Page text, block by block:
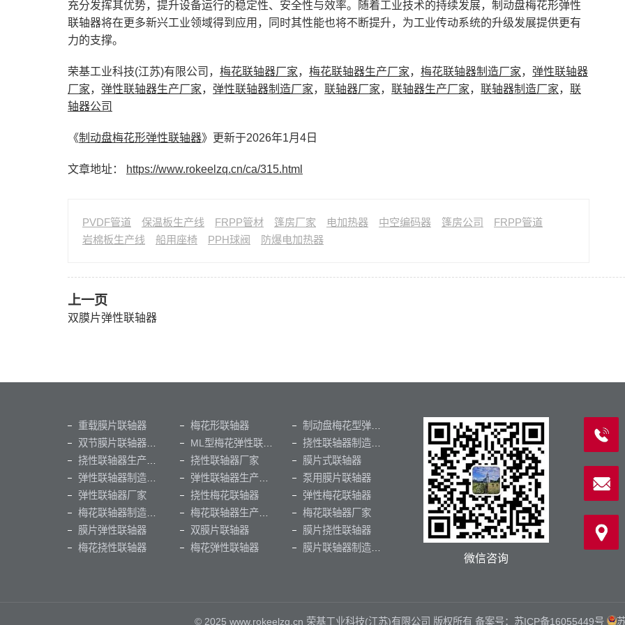
充分发挥其优势，提升设备运行的稳定性、安全性与效率。随着工业技术的持续发展，制动盘梅花形弹性
联轴器将在更多新兴工业领域得到应用，同时其性能也将不断提升，为工业传动系统的升级发展提供更有
力的支撑。
荣基工业科技(江苏)有限公司， 梅花联轴器厂家， 梅花联轴器生产厂家， 梅花联轴器制造厂家， 弹性联轴器
厂家， 弹性联轴器生产厂家， 弹性联轴器制造厂家， 联轴器厂家， 联轴器生产厂家， 联轴器制造厂家， 联
轴器公司
《制动盘梅花形弹性联轴器》更新于2026年1月4日
文章地址： https://www.rokeelzq.cn/ca/315.html
PVDF管道 保温板生产线 FRPP管材 篷房厂家 电加热器 中空编码器 篷房公司
FRPP管道
岩棉板生产线
船用座椅 PPH球阀 防爆电加热器
上一页
双膜片弹性联轴器
重载膜片联轴器 梅花形联轴器
挠性联轴器厂家
膜片式联轴器
泵用膜片联轴器
弹性联轴器厂家
挠性梅花联轴器
弹性梅花联轴器
梅花联轴器厂家
膜片弹性联轴器
双膜片联轴器
膜片挠性联轴器
梅花挠性联轴器
梅花弹性联轴器
微信咨询
© 2025 www.rokeelzq.cn 荣基工业科技(江苏)有限公司 版权所有 备案号： 苏ICP备16055449号